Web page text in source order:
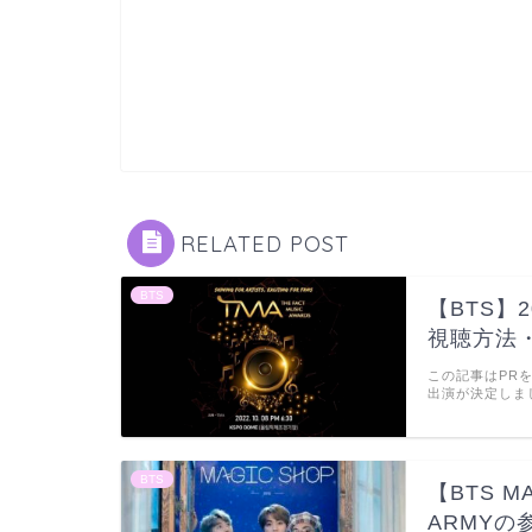
RELATED POST
BTS
【BTS
視聴方法
この記事はPR
出演が決定し
BTS
【BTS
ARMYの